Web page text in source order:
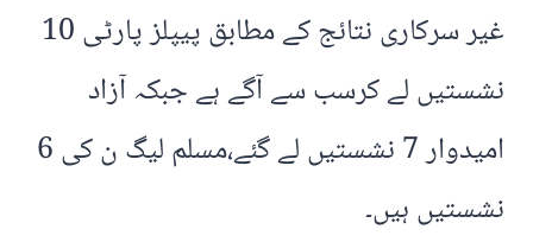
غیر سرکاری نتائج کے مطابق پیپلز پارٹی 10
نشستیں لے کرسب سے آگے ہے جبکہ آزاد
امیدوار 7 نشستیں لے گئے،مسلم لیگ ن کی 6
نشستیں ہیں۔